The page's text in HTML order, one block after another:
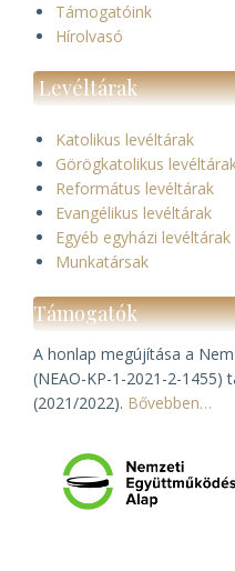
Támogatóink
Hírolvasó
Levéltárak
Katolikus levéltárak
Görögkatolikus
Református levéltárak
Evangélikus levéltárak
Egyéb egyházi levéltárak
Munkatársak
Támogatók
A honlap megújítása a
(NEAO-KP-1-2021-2-
(2021/2022). Bővebben…